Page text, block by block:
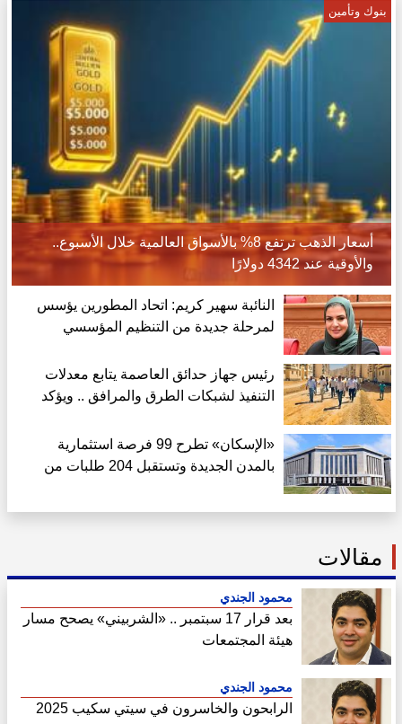
بنوك وتأمين
أسعار الذهب ترتفع 8% بالأسواق العالمية خلال الأسبوع..
والأوقية عند 4342 دولارًا
النائبة سهير كريم: اتحاد المطورين يؤسس
لمرحلة جديدة من التنظيم المؤسسي
رئيس جهاز حدائق العاصمة يتابع معدلات
التنفيذ لشبكات الطرق والمرافق .. ويؤكد
«الإسكان» تطرح 99 فرصة استثمارية
بالمدن الجديدة وتستقبل 204 طلبات من
مقالات
محمود الجندي
بعد قرار 17 سبتمبر .. «الشربيني» يصحح مسار
هيئة المجتمعات
محمود الجندي
الرابحون والخاسرون في سيتي سكيب 2025